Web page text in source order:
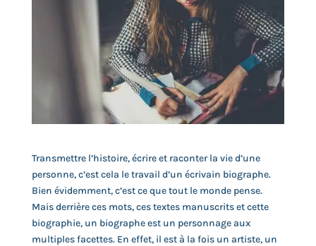
Transmettre l’histoire, écrire et raconter la vie d’une
personne, c’est cela le travail d’un écrivain biographe.
Bien évidemment, c’est ce que tout le monde pense.
Mais derrière ces mots, ces textes manuscrits et cette
biographie, un biographe est un personnage aux
multiples facettes. En effet, il est à la fois un artiste, un